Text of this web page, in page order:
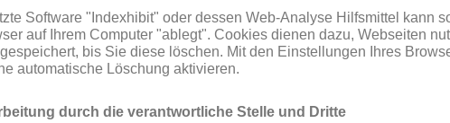
Software "Indexhibit" oder dessen Web-Analyse Hilfsmittel kann
auf Ihrem Computer "ablegt". Cookies dienen dazu, Webseiten
bis Sie diese löschen. Mit den Einstellungen Ihres
automatische Löschung aktivieren.
durch die verantwortliche Stelle und Dritte